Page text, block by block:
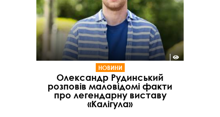
НОВИНИ
Олександр Рудинський
розповів маловідомі факти
про легендарну виставу
«Калігула»